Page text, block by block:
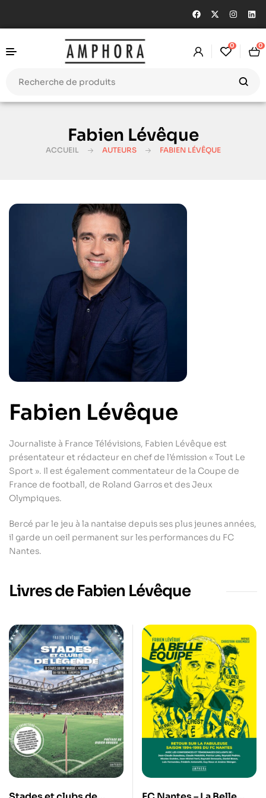
0 0
Fabien Lévêque
ACCUEIL AUTEURS FABIEN LÉVÊQUE
Fabien Lévêque
Journaliste à France Télévisions, Fabien Lévêque est
présentateur et rédacteur en chef de l’émission « Tout Le
Sport ». Il est également commentateur de la Coupe de
France de football, de Roland Garros et des Jeux
Olympiques.
Bercé par le jeu à la nantaise depuis ses plus jeunes années,
il garde un oeil permanent sur les performances du FC
Nantes.
Livres de Fabien Lévêque